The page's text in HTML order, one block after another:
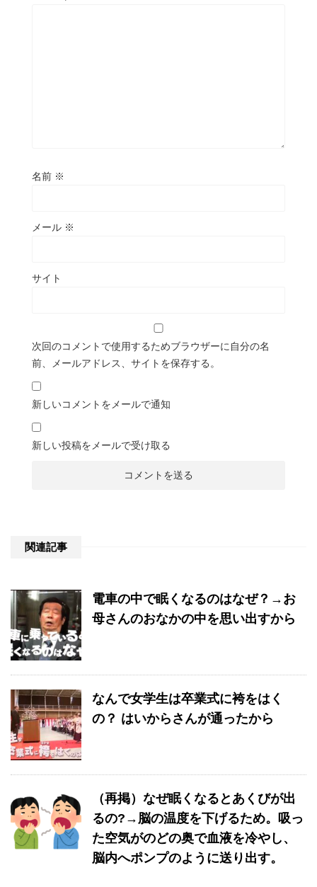
名前 ※
メール ※
サイト
次回のコメントで使用するためブラウザーに自分の名
前、メールアドレス、サイトを保存する。
新しいコメントをメールで通知
新しい投稿をメールで受け取る
関連記事
電車の中で眠くなるのはなぜ？→お
母さんのおなかの中を思い出すから
なんで女学生は卒業式に袴をはく
の？ はいからさんが通ったから
（再掲）なぜ眠くなるとあくびが出
るの?→脳の温度を下げるため。吸っ
た空気がのどの奥で血液を冷やし、
脳内へポンプのように送り出す。